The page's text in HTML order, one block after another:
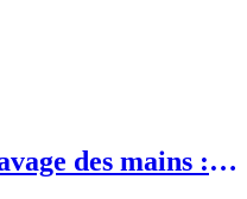
des mains :